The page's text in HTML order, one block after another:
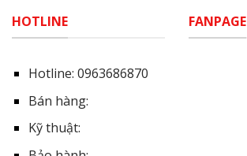
HOTLINE
Hotline: 0963686870
Bán hàng:
Kỹ thuật:
FANPAGE